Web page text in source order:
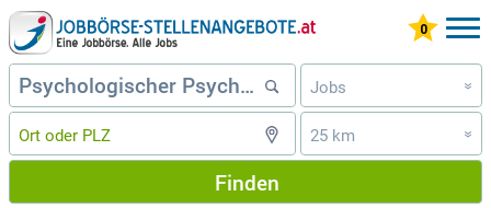
Jobs »
25 km »
Finden